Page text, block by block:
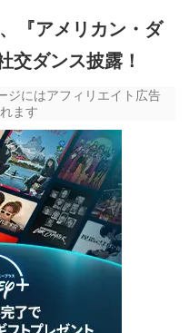
『アメリカン・ダ
交ダンス披露！
ジにはアフィリエイト広告
ます